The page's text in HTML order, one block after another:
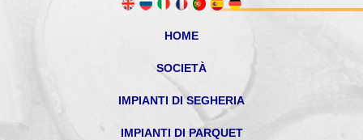
HOME
SOCIETÀ
IMPIANTI DI SEGHERIA
IMPIANTI DI PARQUET